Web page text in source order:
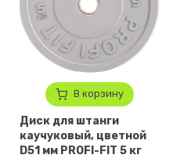
В корзину
Диск для штанги
каучуковый, цветной
D51 мм PROFI-FIT 5 кг